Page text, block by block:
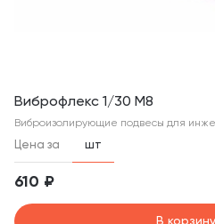
Виброфлекс 1/30 М8
Виброизолирующие подвесы для
Цена за шт
610 ₽
В корзину